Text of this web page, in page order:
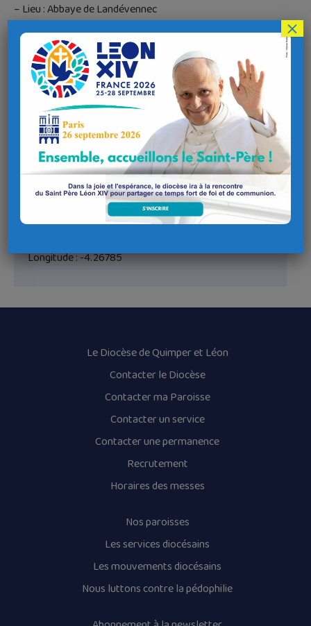
– Lieu : Abbaye de Landévennec
– ouvert à tous
Renseignements et inscriptions :
Alain BOSSARD – bossardalain@orange.fr
Lieu de l'évènement
Adresse
Abbaye Saint-Guénolé de Landévennec
Rue Gorrequer
Coordonnées GPS
Longitude : -4.26785
Le Diocèse de Quimper et Léon
Contacter le Diocèse
Contacter ma Paroisse
Contacter un service
Contacter une permanence
Recrutement
Horaires des messes
Nos paroisses
Les services diocésains
Les mouvements diocésains
Nous luttons contre la pédophilie
×